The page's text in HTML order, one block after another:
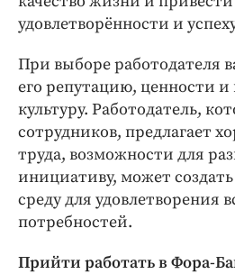
удовлетворённости и
При выборе работодателя
его репутацию, ценности
культуру. Работодатель,
сотрудников, предлагает
труда, возможности для
инициативу, может
среду для удовлетворения
потребностей.
Прийти работать в Фора-­